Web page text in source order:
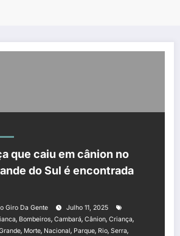
que caiu em cânion no
do Sul é encontrada
Giro Da Gente
Julho 11, 2025
, Bombeiros, Cambará, Cânion, Criança,
, Morte, Nacional, Parque, Rio, Serra,